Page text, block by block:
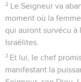
2 Le Seigneur va
moment où la
qui auront survécu à
Israélites.
3 Et lui, le chef
manifestant la